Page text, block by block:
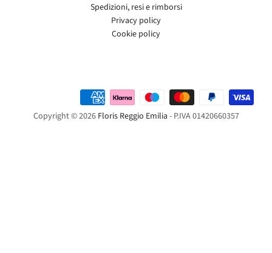
Spedizioni, resi e rimborsi
Privacy policy
Cookie policy
Copyright © 2026 Floris Reggio Emilia - P.IVA 01420660357